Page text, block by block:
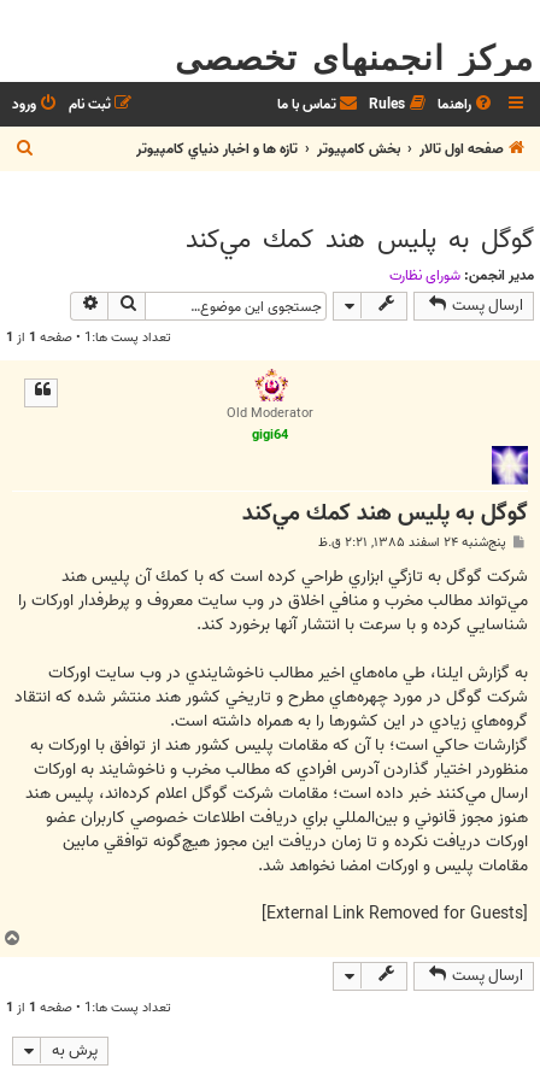
مرکز انجمنهای تخصصی
راهنما Rules تماس با ما ورود
ثبت نام
صفحه اول تالار
بخش كامپيوتر تازه ها و اخبار دنياي کامپيوتر
س
گوگل به پليس هند كمك مي‌كند
مدیر انجمن: شوراي نظارت
ارسال پست جستجو
تعداد پست ها:1 • صفحه 1 از 1
Old Moderator
gigi64
گوگل به پليس هند كمك مي‌كند
س
ت
پنج‌شنبه ۲۴ اسفند ۱۳۸۵, ۲:۲۱ ق.ظ
شركت گوگل به تازگي ابزاري طراحي كرده است كه با كمك آن پليس هند
مي‌‏تواند مطالب مخرب و منافي اخلاق در وب سايت معروف و پرطرفدار اوركات را
شناسايي كرده و با سرعت با انتشار آنها برخورد كند.
به گزارش ايلنا، طي ماه‌‏هاي اخير مطالب ناخوشايندي در وب سايت اوركات
شركت گوگل در مورد چهره‌‏هاي مطرح و تاريخي كشور هند منتشر شده كه انتقاد
گروه‌‏هاي زيادي در اين كشورها را به همراه داشته است.
گزارشات حاكي است؛ با آن كه مقامات پليس كشور هند از توافق با اوركات به
منظوردر اختيار گذاردن آدرس افرادي كه مطالب مخرب و ناخوشايند به اوركات
ارسال مي‌‏كنند خبر داده است؛ مقامات شركت گوگل اعلام كرده‌‏اند، پليس هند
هنوز مجوز قانوني و بين‌‏المللي براي دريافت اطلاعات خصوصي كاربران عضو
اوركات دريافت نكرده و تا زمان دريافت اين مجوز هيچ‌‏گونه توافقي مابين
مقامات پليس و اوركات امضا نخواهد شد.
[External Link Removed for Guests]
ارسال پست
تعداد پست ها:1 • صفحه 1 از 1
پرش به